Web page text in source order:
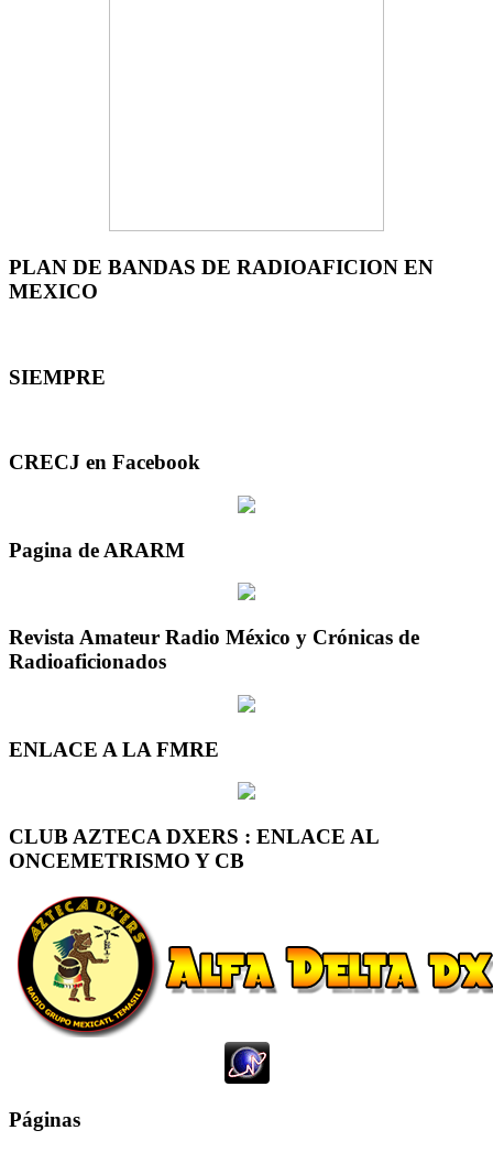
PLAN DE BANDAS DE RADIOAFICION EN
MEXICO
SIEMPRE
CRECJ en Facebook
Pagina de ARARM
Revista Amateur Radio México y Crónicas de
Radioaficionados
ENLACE A LA FMRE
CLUB AZTECA DXERS : ENLACE AL
ONCEMETRISMO Y CB
Páginas